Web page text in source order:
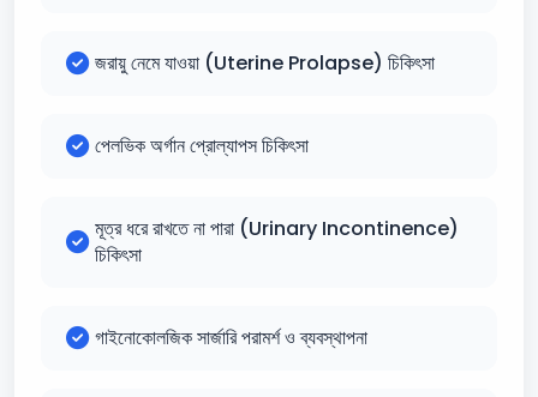
জরায়ু নেমে যাওয়া (Uterine Prolapse) চিকিৎসা
পেলভিক অর্গান প্রোল্যাপস চিকিৎসা
মূত্র ধরে রাখতে না পারা (Urinary Incontinence)
চিকিৎসা
গাইনোকোলজিক সার্জারি পরামর্শ ও ব্যবস্থাপনা